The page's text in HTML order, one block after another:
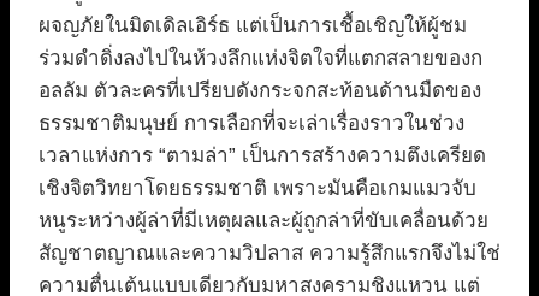
ผจญภัยในมิดเดิลเอิร์ธ แต่เป็นการเชื้อเชิญให้ผู้ชม
ร่วมดำดิ่งลงไปในห้วงลึกแห่งจิตใจที่แตกสลายของก
อลลัม ตัวละครที่เปรียบดังกระจกสะท้อนด้านมืดของ
ธรรมชาติมนุษย์ การเลือกที่จะเล่าเรื่องราวในช่วง
เวลาแห่งการ “ตามล่า” เป็นการสร้างความตึงเครียด
เชิงจิตวิทยาโดยธรรมชาติ เพราะมันคือเกมแมวจับ
หนูระหว่างผู้ล่าที่มีเหตุผลและผู้ถูกล่าที่ขับเคลื่อนด้วย
สัญชาตญาณและความวิปลาส ความรู้สึกแรกจึงไม่ใช่
ความตื่นเต้นแบบเดียวกับมหาสงครามชิงแหวน แต่